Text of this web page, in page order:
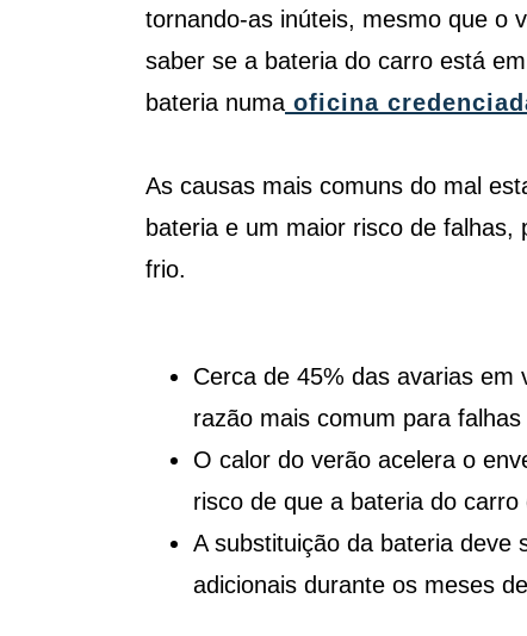
tornando-as inúteis, mesmo que o
saber se a bateria do carro está
bateria numa oficina
As causas mais comuns do mal
bateria e um maior risco de
frio.
Cerca de 45% das avarias
razão mais comum para
O calor do verão acelera o
risco de que a bateria do
A substituição da bateria deve
adicionais durante os meses